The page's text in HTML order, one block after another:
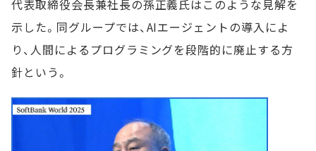
代表取締役会長兼社長の孫正義氏はこのような見解を
示した。同グループでは、AIエージェントの導入によ
り、人間によるプログラミングを段階的に廃止する方
針という。